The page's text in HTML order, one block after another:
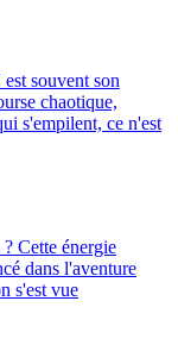
souvent son
chaotique,
s'empilent, ce n'est
Cette énergie
dans l'aventure
s'est vue